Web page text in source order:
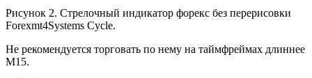
Рисунок 2. Стрелочный индикатор форекс без перерисовки
Forexmt4Systems Cycle.
Не рекомендуется торговать по нему на таймфреймах длиннее
M15.